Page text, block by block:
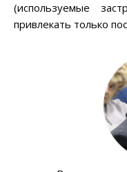
(используемые
привлекать только